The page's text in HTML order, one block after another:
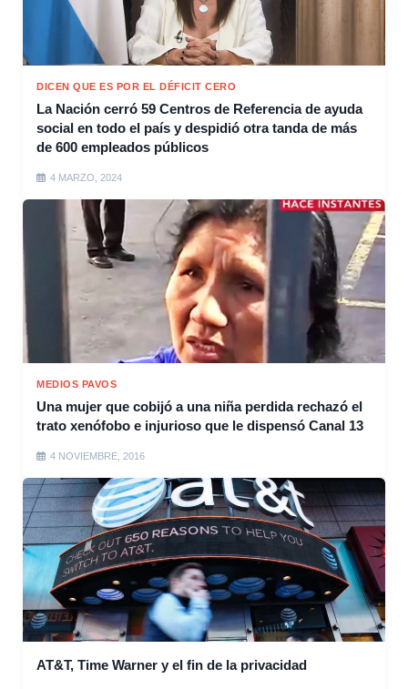
DICEN QUE ES POR EL DÉFICIT CERO
La Nación cerró 59 Centros de Referencia de ayuda
social en todo el país y despidió otra tanda de más
de 600 empleados públicos
4 MARZO, 2024
MEDIOS PAVOS
Una mujer que cobijó a una niña perdida rechazó el
trato xenófobo e injurioso que le dispensó Canal 13
4 NOVIEMBRE, 2016
AT&T, Time Warner y el fin de la privacidad